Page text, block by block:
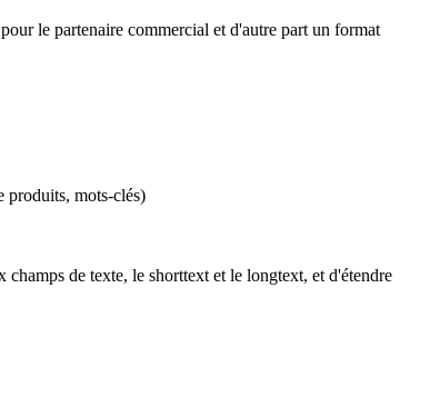
le partenaire commercial et d'autre part un format
produits, mots-clés)
de texte, le shorttext et le longtext, et d'étendre